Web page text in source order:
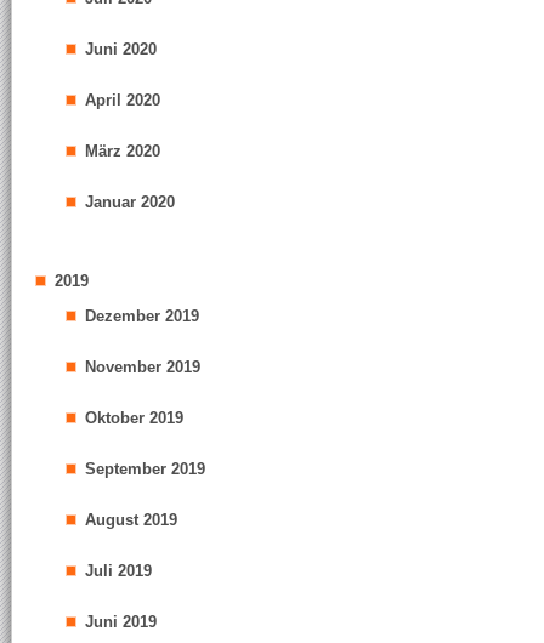
Juni 2020
April 2020
März 2020
Januar 2020
2019
Dezember 2019
November 2019
Oktober 2019
September 2019
August 2019
Juli 2019
Juni 2019